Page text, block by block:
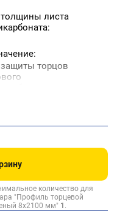
листа
торцов
Торцевой
количество для
"Профиль торцевой
8х2100 мм" 1 .